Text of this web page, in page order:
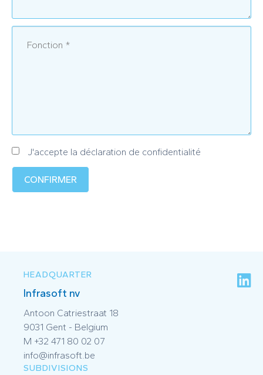
J'accepte la déclaration de confidentialité
CONFIRMER
HEADQUARTER
Infrasoft nv
Antoon Catriestraat 18
9031 Gent - Belgium
M +32 471 80 02 07
info@infrasoft.be
SUBDIVISIONS